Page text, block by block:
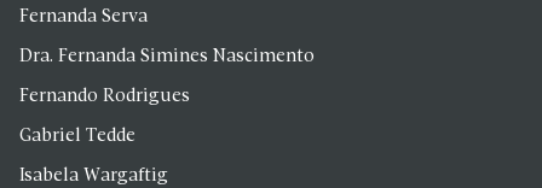
Fernanda Serva
Dra. Fernanda Simines Nascimento
Fernando Rodrigues
Gabriel Tedde
Isabela Wargaftig